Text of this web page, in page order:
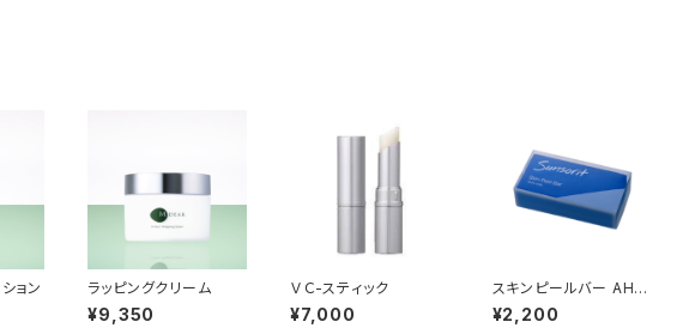
ョン ラッピングクリーム
¥9,350
ＶＣ-スティック
¥7,000
スキンピールバー AHA
マイルド
¥2,200